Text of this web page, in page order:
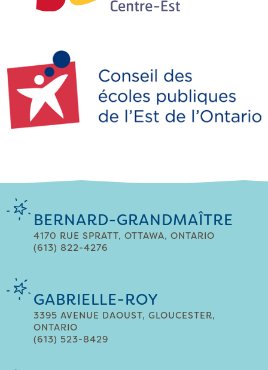
BERNARD-GRANDMAÎTRE
4170 RUE SPRATT, OTTAWA, ONTARIO
(613) 822-4276
GABRIELLE-ROY
3395 AVENUE DAOUST, GLOUCESTER,
ONTARIO
(613) 523-8429